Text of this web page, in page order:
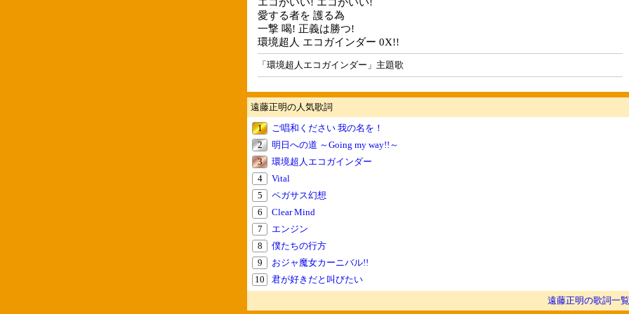
愛する者を 護る為
一撃 喝! 正義は勝つ!
環境超人 エコガインダー 0X!!
「環境超人エコガインダー」主題歌
遠藤正明の人気歌詞
1
ご唱和ください 我の名を！
2
明日への道 ～Going my way!!～
3
環境超人エコガインダー
4
Vital
5
ペガサス幻想
6
Clear Mind
7
エンジン
8
僕たちの行方
9
おジャ魔女カーニバル!!
10
君が好きだと叫びたい
遠藤正明の歌詞一覧